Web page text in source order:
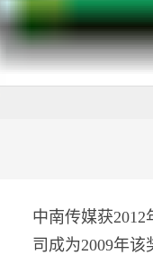
中南传媒获2012
司成为2009年